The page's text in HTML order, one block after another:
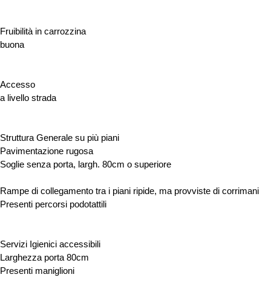
Fruibilità in carrozzina
buona
Accesso
a livello strada
Struttura Generale su più piani
Pavimentazione rugosa
Soglie senza porta, largh. 80cm o superiore
Rampe di collegamento tra i piani ripide, ma provviste di corrimani
Presenti percorsi podotattili
Servizi Igienici accessibili
Larghezza porta 80cm
Presenti maniglioni